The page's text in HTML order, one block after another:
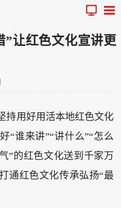
”让红色文化宣讲更
持用好用活本地红色文化
“谁来讲”“讲什么”“怎么
”的红色文化送到千家万
通红色文化传承弘扬“最